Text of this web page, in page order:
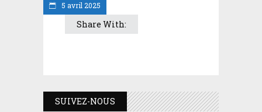
5 avril 2025
Share With:
SUIVEZ-NOUS